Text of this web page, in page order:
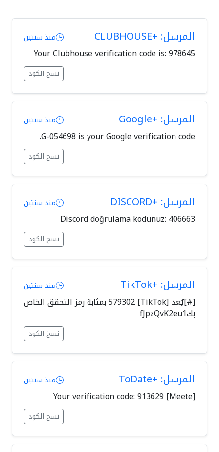
المرسل: +CLUBHOUSE منذ سنتين
Your Clubhouse verification code is: 978645
نسخ الكود
المرسل: +Google منذ سنتين
G-054698 is your Google verification code.
نسخ الكود
المرسل: +DISCORD منذ سنتين
Discord doğrulama kodunuz: 406663
نسخ الكود
المرسل: +TikTok منذ سنتين
[#]يُعد [TikTok] 579302 بمثابة رمز التحقق الخاص
بكfJpzQvK2eu1
نسخ الكود
المرسل: +ToDate منذ سنتين
[Meete] Your verification code: 913629
نسخ الكود